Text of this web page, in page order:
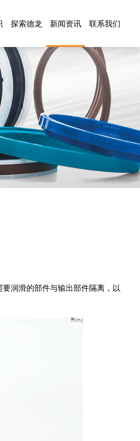
探索德龙 新闻资讯 联系我们
润滑的部件与输出部件隔离，以